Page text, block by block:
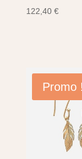
122,40 €
Promo !